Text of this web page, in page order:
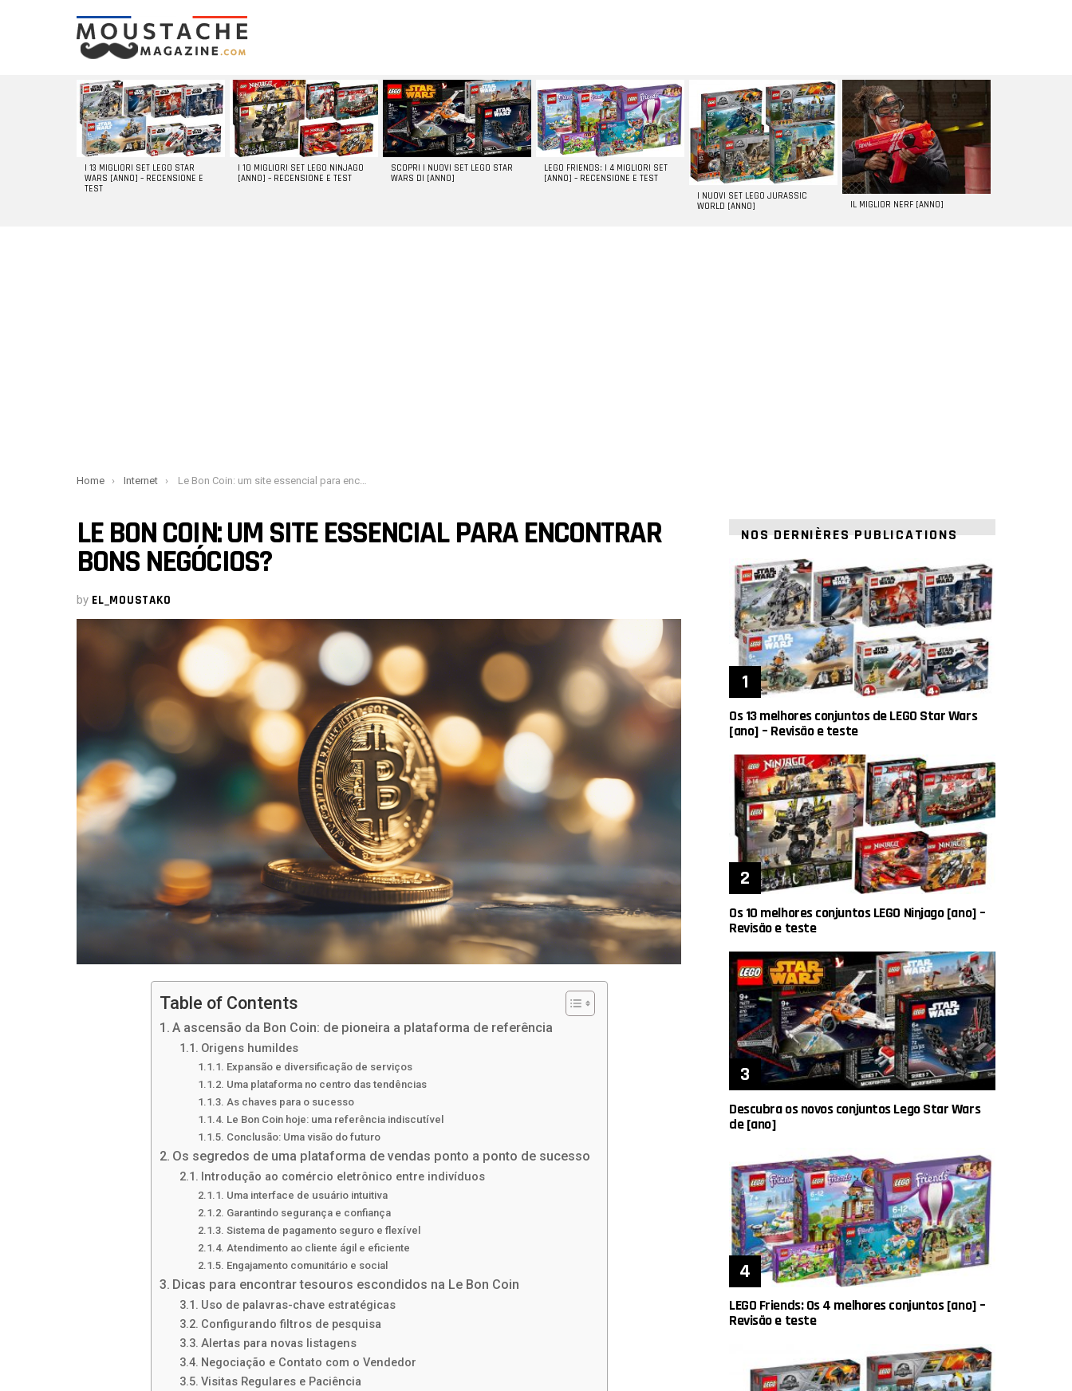
LATEST
STORIES
I 13 MIGLIORI SET LEGO STAR
WARS [ANNO] – RECENSIONE E
TEST
I 10 MIGLIORI SET LEGO NINJAGO
[ANNO] – RECENSIONE E TEST
SCOPRI I NUOVI SET LEGO STAR
WARS DI [ANNO]
LEGO FRIENDS: I 4 MIGLIORI SET
[ANNO] – RECENSIONE E TEST
I NUOVI SET LEGO JURASSIC
WORLD [ANNO]
IL MIGLIOR NERF [ANNO]
You are here:
Home Internet Le Bon Coin: um site essencial para encontrar bons negócios?
LE BON COIN: UM SITE ESSENCIAL PARA ENCONTRAR
BONS NEGÓCIOS?
by EL_MOUSTAKO
Table of Contents
A ascensão da Bon Coin: de pioneira a plataforma de referência
Origens humildes
Expansão e diversificação de serviços
Uma plataforma no centro das tendências
As chaves para o sucesso
Le Bon Coin hoje: uma referência indiscutível
Conclusão: Uma visão do futuro
Os segredos de uma plataforma de vendas ponto a ponto de sucesso
Introdução ao comércio eletrônico entre indivíduos
Uma interface de usuário intuitiva
Garantindo segurança e confiança
Sistema de pagamento seguro e flexível
Atendimento ao cliente ágil e eficiente
Engajamento comunitário e social
Dicas para encontrar tesouros escondidos na Le Bon Coin
Uso de palavras-chave estratégicas
Configurando filtros de pesquisa
Alertas para novas listagens
Negociação e Contato com o Vendedor
Visitas Regulares e Paciência
NOS DERNIÈRES PUBLICATIONS
Os 13 melhores conjuntos de LEGO Star Wars
[ano] – Revisão e teste
Os 10 melhores conjuntos LEGO Ninjago [ano] –
Revisão e teste
Descubra os novos conjuntos Lego Star Wars
de [ano]
LEGO Friends: Os 4 melhores conjuntos [ano] –
Revisão e teste